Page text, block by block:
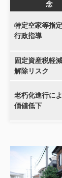
念
特定空家等指
行政指導
固定資産税軽
解除リスク
老朽化進行に
価値低下